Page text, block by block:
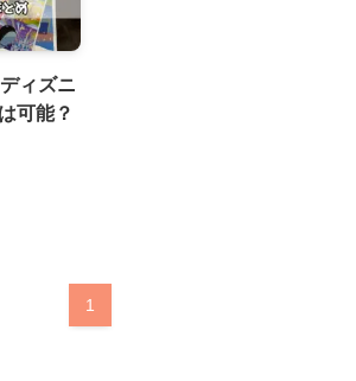
ィズニ
可能？
1